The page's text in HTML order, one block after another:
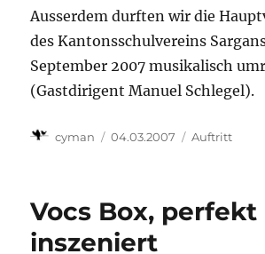
Ausserdem durften wir die
des Kantonsschulvereins
September 2007 musikalisch
(Gastdirigent Manuel Schlegel).
Autor
cyman
Veröffentlicht
04.03.2007 Kategorien
Auftritt
Vocs Box, perfekt
inszeniert